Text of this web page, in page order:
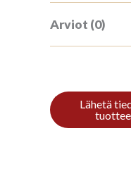
Arviot (0)
Kirjoita